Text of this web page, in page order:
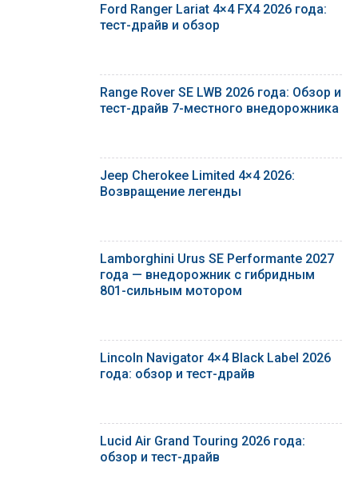
Ford Ranger Lariat 4×4 FX4 2026 года:
тест-драйв и обзор
Range Rover SE LWB 2026 года: Обзор и
тест-драйв 7-местного внедорожника
Jeep Cherokee Limited 4×4 2026:
Возвращение легенды
Lamborghini Urus SE Performante 2027
года — внедорожник с гибридным
801-сильным мотором
Lincoln Navigator 4×4 Black Label 2026
года: обзор и тест-драйв
Lucid Air Grand Touring 2026 года:
обзор и тест-драйв